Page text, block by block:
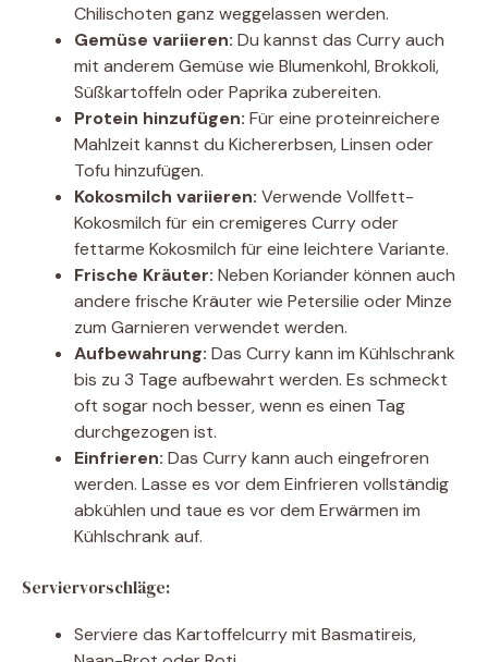
Chilischoten ganz weggelassen werden.
Gemüse variieren: Du kannst das Curry auch
mit anderem Gemüse wie Blumenkohl, Brokkoli,
Süßkartoffeln oder Paprika zubereiten.
Protein hinzufügen: Für eine proteinreichere
Mahlzeit kannst du Kichererbsen, Linsen oder
Tofu hinzufügen.
Kokosmilch variieren: Verwende Vollfett-
Kokosmilch für ein cremigeres Curry oder
fettarme Kokosmilch für eine leichtere Variante.
Frische Kräuter: Neben Koriander können auch
andere frische Kräuter wie Petersilie oder Minze
zum Garnieren verwendet werden.
Aufbewahrung: Das Curry kann im Kühlschrank
bis zu 3 Tage aufbewahrt werden. Es schmeckt
oft sogar noch besser, wenn es einen Tag
durchgezogen ist.
Einfrieren: Das Curry kann auch eingefroren
werden. Lasse es vor dem Einfrieren vollständig
abkühlen und taue es vor dem Erwärmen im
Kühlschrank auf.
Serviervorschläge:
Serviere das Kartoffelcurry mit Basmatireis,